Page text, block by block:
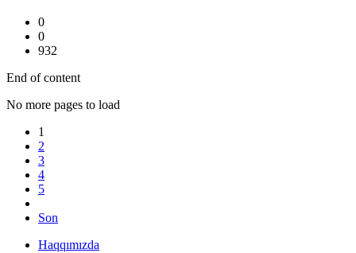
0
0
932
End of content
No more pages to load
1
2
3
4
5
Son
Haqqımızda